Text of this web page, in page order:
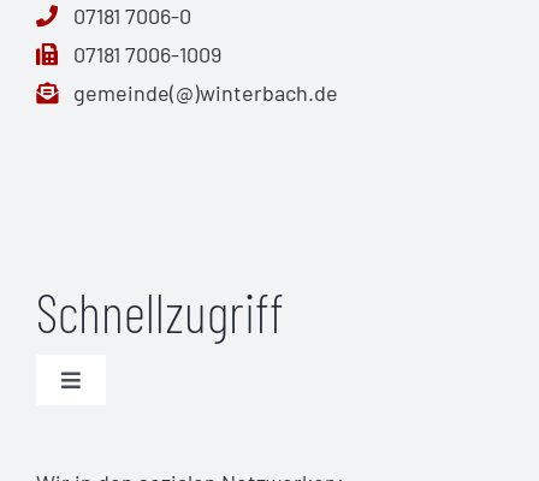
07181 7006-0
07181 7006-1009
gemeinde(@)winterbach.de
Schnellzugriff
Toggle